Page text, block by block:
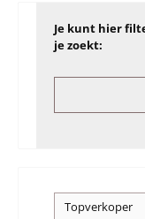
Je kunt hier
je zoekt: